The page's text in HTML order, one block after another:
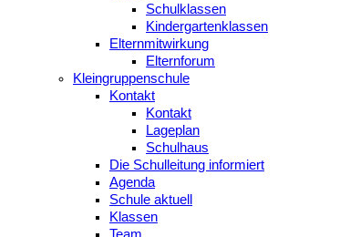
Schulklassen
Kindergartenklassen
Elternmitwirkung
Elternforum
Kleingruppenschule
Kontakt
Kontakt
Lageplan
Schulhaus
Die Schulleitung informiert
Agenda
Schule aktuell
Klassen